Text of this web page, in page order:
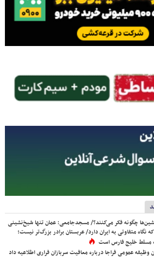
چگونه فکر می‌کنند؟/ مسجدجامعی: عمان تنها شیخ‌نشینی
نگاه متفاوتی به ایران دارد/ عربستان برادر بزرگ‌تر نیست؛
مسلط خلیج فارس است
وظیفه عمومی فراجا درباره معافیت سربازان فراری اطلاعیه داد